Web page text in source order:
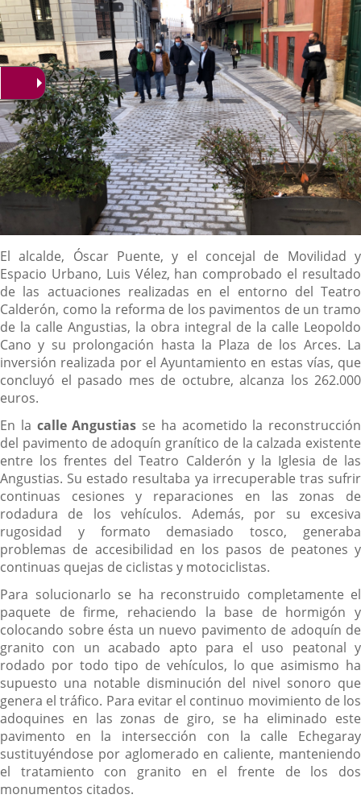
Descripción
El alcalde, Óscar Puente, y el concejal de Movilidad y
Espacio Urbano, Luis Vélez, han comprobado el resultado
de las actuaciones realizadas en el entorno del Teatro
Calderón, como la reforma de los pavimentos de un tramo
de la calle Angustias, la obra integral de la calle Leopoldo
Cano y su prolongación hasta la Plaza de los Arces. La
inversión realizada por el Ayuntamiento en estas vías, que
concluyó el pasado mes de octubre, alcanza los 262.000
euros.
En la calle Angustias se ha acometido la reconstrucción
del pavimento de adoquín granítico de la calzada existente
entre los frentes del Teatro Calderón y la Iglesia de las
Angustias. Su estado resultaba ya irrecuperable tras sufrir
continuas cesiones y reparaciones en las zonas de
rodadura de los vehículos. Además, por su excesiva
rugosidad y formato demasiado tosco, generaba
problemas de accesibilidad en los pasos de peatones y
continuas quejas de ciclistas y motociclistas.
Para solucionarlo se ha reconstruido completamente el
paquete de firme, rehaciendo la base de hormigón y
colocando sobre ésta un nuevo pavimento de adoquín de
granito con un acabado apto para el uso peatonal y
rodado por todo tipo de vehículos, lo que asimismo ha
supuesto una notable disminución del nivel sonoro que
genera el tráfico. Para evitar el continuo movimiento de los
adoquines en las zonas de giro, se ha eliminado este
pavimento en la intersección con la calle Echegaray
sustituyéndose por aglomerado en caliente, manteniendo
el tratamiento con granito en el frente de los dos
monumentos citados.